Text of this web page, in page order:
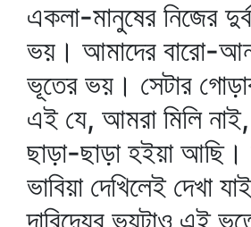
একলা-মানুষের নিজের
ভয়। আমাদের বারো-
ভূতের ভয়। সেটার
এই যে, আমরা মিলি
ছাড়া-ছাড়া হইয়া আছি।
ভাবিয়া দেখিলেই দেখা